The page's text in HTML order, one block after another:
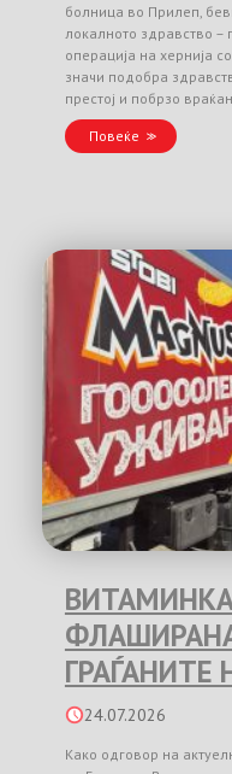
болница во Прилеп,
локалното здравство –
операција на хернија
значи подобра
престој и побрзо
Повеќе
ГРАЃАНИТЕ
24.07.2026
Како одговор на